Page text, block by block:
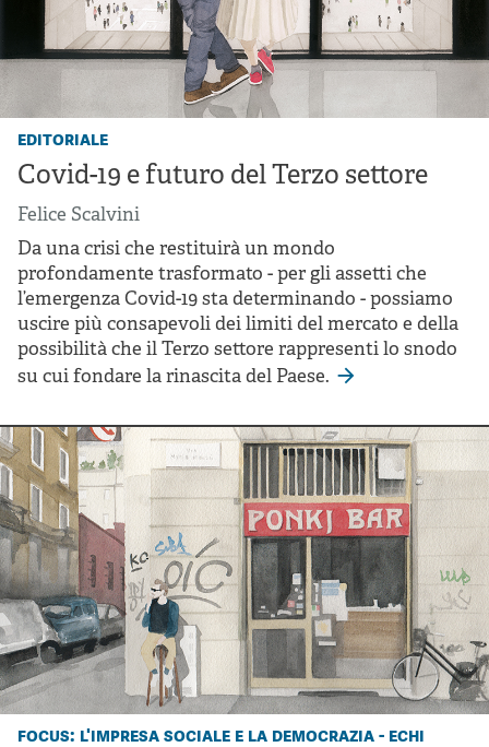
editoriale
Covid-19 e futuro del Terzo settore
Felice Scalvini
Da una crisi che restituirà un mondo
profondamente trasformato - per gli assetti che
l’emergenza Covid-19 sta determinando - possiamo
uscire più consapevoli dei limiti del mercato e della
possibilità che il Terzo settore rappresenti lo snodo
su cui fondare la rinascita del Paese.
focus: l'impresa sociale e la democrazia - echi